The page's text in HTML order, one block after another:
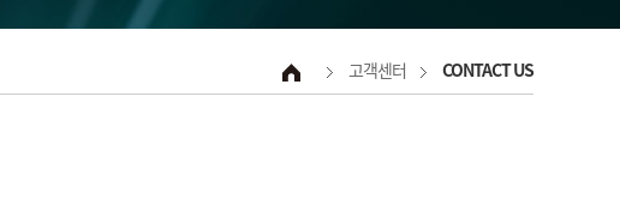
고객센터 CONTACT US